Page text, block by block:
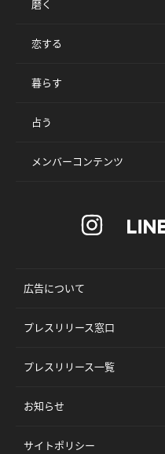
磨く
恋する
暮らす
占う
メンバーコンテンツ
広告について
プレスリリース窓口
プレスリリース一覧
お知らせ
サイトポリシー